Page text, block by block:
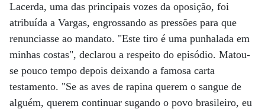
Lacerda, uma das principais vozes da oposição, foi
atribuída a Vargas, engrossando as pressões para que
renunciasse ao mandato. "Este tiro é uma punhalada em
minhas costas", declarou a respeito do episódio. Matou-
se pouco tempo depois deixando a famosa carta
testamento. "Se as aves de rapina querem o sangue de
alguém, querem continuar sugando o povo brasileiro, eu